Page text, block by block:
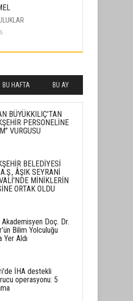
VE ÜLKEMİZDE
ve Biz
Nihayet 3
BU HAFTA BU AY
BÜYÜKKILIÇ'TAN
PERSONELİNE
VURGUSU
BELEDİYESİ
ÂŞIK SEYRANİ
MİNİKLERİN
ORTAK OLDU
Akademisyen Doç. Dr.
Bilim Yolculuğu
Yer Aldı
İHA destekli
operasyonu: 5